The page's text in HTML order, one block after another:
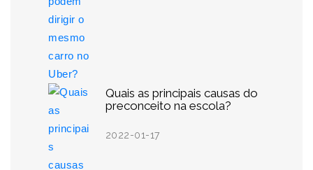
Quais as principais causas do
preconceito na escola?
2022-01-17